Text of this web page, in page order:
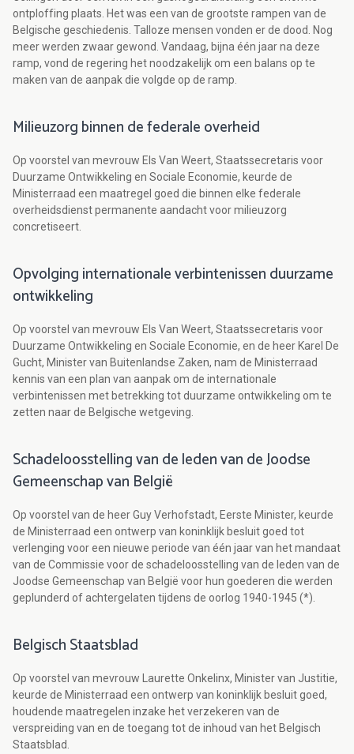
ontploffing plaats. Het was een van de grootste rampen van de
Belgische geschiedenis. Talloze mensen vonden er de dood. Nog
meer werden zwaar gewond. Vandaag, bijna één jaar na deze
ramp, vond de regering het noodzakelijk om een balans op te
maken van de aanpak die volgde op de ramp.
Milieuzorg binnen de federale overheid
Op voorstel van mevrouw Els Van Weert, Staatssecretaris voor
Duurzame Ontwikkeling en Sociale Economie, keurde de
Ministerraad een maatregel goed die binnen elke federale
overheidsdienst permanente aandacht voor milieuzorg
concretiseert.
Opvolging internationale verbintenissen duurzame
ontwikkeling
Op voorstel van mevrouw Els Van Weert, Staatssecretaris voor
Duurzame Ontwikkeling en Sociale Economie, en de heer Karel De
Gucht, Minister van Buitenlandse Zaken, nam de Ministerraad
kennis van een plan van aanpak om de internationale
verbintenissen met betrekking tot duurzame ontwikkeling om te
zetten naar de Belgische wetgeving.
Schadeloosstelling van de leden van de Joodse
Gemeenschap van België
Op voorstel van de heer Guy Verhofstadt, Eerste Minister, keurde
de Ministerraad een ontwerp van koninklijk besluit goed tot
verlenging voor een nieuwe periode van één jaar van het mandaat
van de Commissie voor de schadeloosstelling van de leden van de
Joodse Gemeenschap van België voor hun goederen die werden
geplunderd of achtergelaten tijdens de oorlog 1940-1945 (*).
Belgisch Staatsblad
Op voorstel van mevrouw Laurette Onkelinx, Minister van Justitie,
keurde de Ministerraad een ontwerp van koninklijk besluit goed,
houdende maatregelen inzake het verzekeren van de
verspreiding van en de toegang tot de inhoud van het Belgisch
Staatsblad.